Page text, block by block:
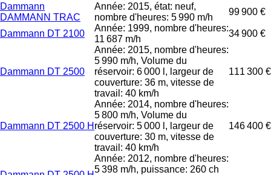
Dammann
DAMMANN TRAC
Année: 2015, état: neuf,
nombre d'heures: 5 990 m/h
99 900 €
Dammann DT 2100
Année: 1999, nombre d'heures:
11 687 m/h
34 900 €
Dammann DT 2500
Année: 2015, nombre d'heures:
5 990 m/h, Volume du
réservoir: 6 000 l, largeur de
couverture: 36 m, vitesse de
travail: 40 km/h
111 300 €
Dammann DT 2500 H
Année: 2014, nombre d'heures:
5 800 m/h, Volume du
réservoir: 5 000 l, largeur de
couverture: 30 m, vitesse de
travail: 40 km/h
146 400 €
Année: 2012, nombre d'heures:
5 398 m/h, puissance: 260 ch